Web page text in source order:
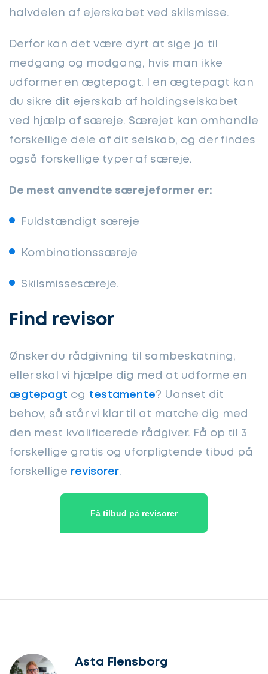
halvdelen af ejerskabet ved skilsmisse.
Derfor kan det være dyrt at sige ja til
medgang og modgang, hvis man ikke
udformer en ægtepagt. I en ægtepagt kan
du sikre dit ejerskab af holdingselskabet
ved hjælp af særeje. Særejet kan omhandle
forskellige dele af dit selskab, og der findes
også forskellige typer af særeje.
De mest anvendte særejeformer er:
Fuldstændigt særeje
Kombinationssæreje
Skilsmissesæreje.
Find revisor
Ønsker du rådgivning til sambeskatning,
eller skal vi hjælpe dig med at udforme en
ægtepagt og testamente? Uanset dit
behov, så står vi klar til at matche dig med
den mest kvalificerede rådgiver. Få op til 3
forskellige gratis og uforpligtende tibud på
forskellige revisorer.
Få tilbud på revisorer
Asta Flensborg